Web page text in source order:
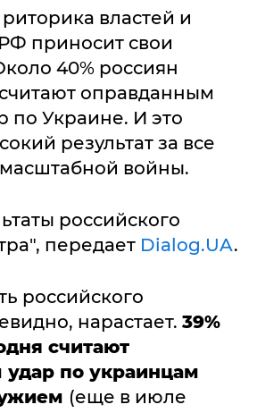
властей и
приносит свои
40% россиян
оправданным
по Украине. И это
результат за все
войны.
российского
передает Dialog.UA.
российского
нарастает. 39%
считают
по украинцам
(еще в июле